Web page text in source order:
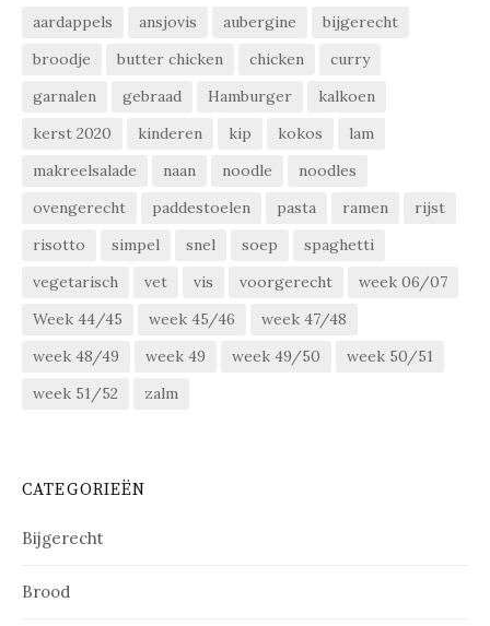
aardappels ansjovis aubergine
bijgerecht
broodje
butter chicken chicken
curry
garnalen
gebraad Hamburger
kalkoen
kerst 2020
kinderen kip kokos
lam
makreelsalade
naan noodle
noodles
ovengerecht
paddestoelen pasta ramen
rijst
risotto
simpel snel soep
spaghetti
vegetarisch
vet vis voorgerecht
week 06/07
Week 44/45
week 45/46
week 47/48
week 48/49
week 49 week 49/50
week 50/51
week 51/52
zalm
CATEGORIEËN
Bijgerecht
Brood